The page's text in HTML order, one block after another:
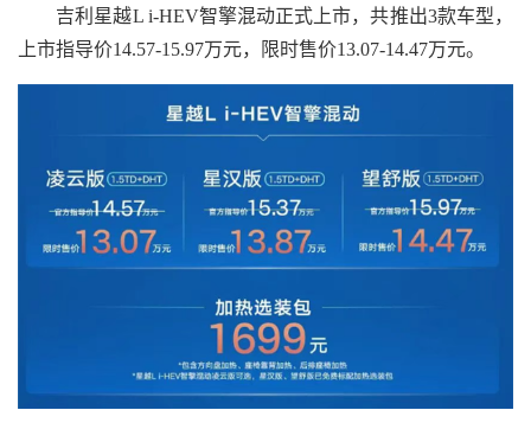
吉利星越L i-HEV智擎混动正式上市，共推出3款车型，
上市指导价14.57-15.97万元，限时售价13.07-14.47万元。